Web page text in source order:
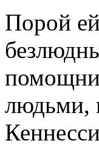
Порой ей
людьми,